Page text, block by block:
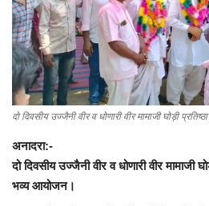
करियर
बॉलीवुड
विदेश
खेल
रोचक खबरें
दो दिवसीय उज्जैनी वीर व धोणारी वीर मामाजी घोड़ी
अनादरा:-
दो दिवसीय उज्जैनी वीर व धोणारी वीर मामाजी
भव्य आयोजन।